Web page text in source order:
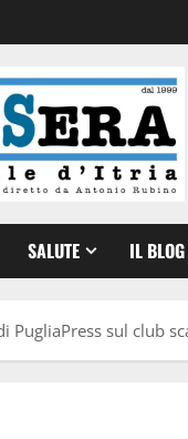
SALUTE IL
PugliaPress sul club